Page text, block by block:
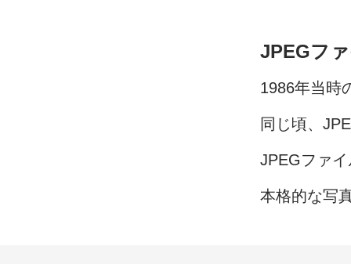
JPEGフ
1986年当時
同じ頃、
JPEGファ
本格的な写